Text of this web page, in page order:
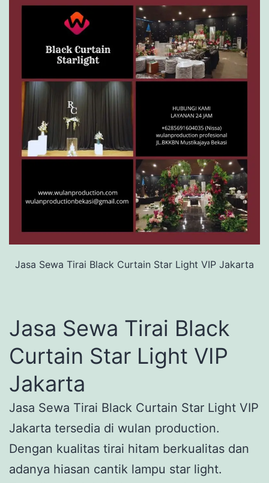
Jasa Sewa Tirai Black Curtain Star Light VIP Jakarta
Jasa Sewa Tirai Black
Curtain Star Light VIP
Jakarta
Jasa Sewa Tirai Black Curtain Star Light VIP
Jakarta tersedia di wulan production.
Dengan kualitas tirai hitam berkualitas dan
adanya hiasan cantik lampu star light.